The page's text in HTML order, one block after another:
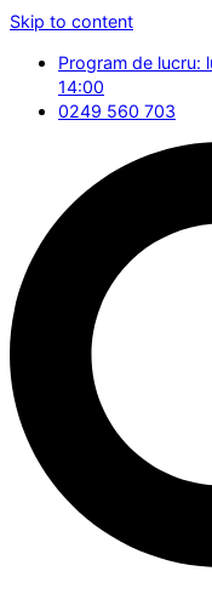
Skip to content
Program de lucru:
14:00
0249 560 703